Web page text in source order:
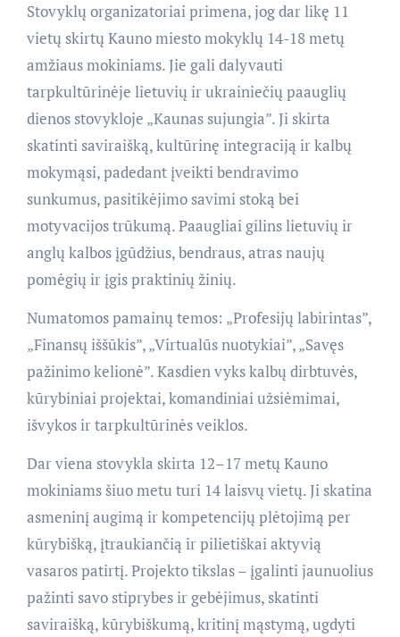
Stovyklų organizatoriai primena, jog dar likę 11
vietų skirtų Kauno miesto mokyklų 14-18 metų
amžiaus mokiniams. Jie gali dalyvauti
tarpkultūrinėje lietuvių ir ukrainiečių paauglių
dienos stovykloje „Kaunas sujungia”. Ji skirta
skatinti saviraišką, kultūrinę integraciją ir kalbų
mokymąsi, padedant įveikti bendravimo
sunkumus, pasitikėjimo savimi stoką bei
motyvacijos trūkumą. Paaugliai gilins lietuvių ir
anglų kalbos įgūdžius, bendraus, atras naujų
pomėgių ir įgis praktinių žinių.
Numatomos pamainų temos: „Profesijų labirintas”,
„Finansų iššūkis”, „Virtualūs nuotykiai”, „Savęs
pažinimo kelionė”. Kasdien vyks kalbų dirbtuvės,
kūrybiniai projektai, komandiniai užsiėmimai,
išvykos ir tarpkultūrinės veiklos.
Dar viena stovykla skirta 12–17 metų Kauno
mokiniams šiuo metu turi 14 laisvų vietų. Ji skatina
asmeninį augimą ir kompetencijų plėtojimą per
kūrybišką, įtraukiančią ir pilietiškai aktyvią
vasaros patirtį. Projekto tikslas – įgalinti jaunuolius
pažinti savo stiprybes ir gebėjimus, skatinti
saviraišką, kūrybiškumą, kritinį mąstymą, ugdyti